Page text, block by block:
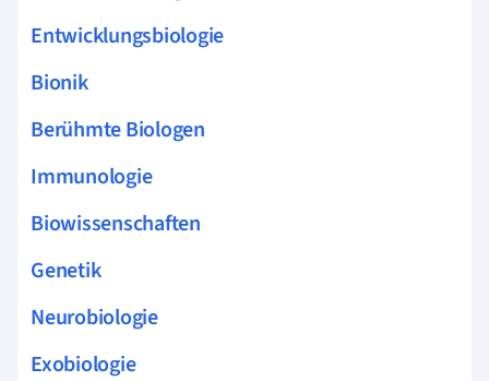
Entwicklungsbiologie
Bionik
Berühmte Biologen
Immunologie
Biowissenschaften
Genetik
Neurobiologie
Exobiologie